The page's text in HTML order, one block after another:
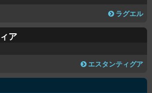
ラグエル
ア
エスタンティグア